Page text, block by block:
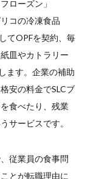
ローズン」
コの冷凍食品
てOPFを契約、毎
皿やカトラリー
ます。企業の補助
安の料金でSLCブ
食べたり、残業
サービスです。
従業員の食事問
とが転職理由に